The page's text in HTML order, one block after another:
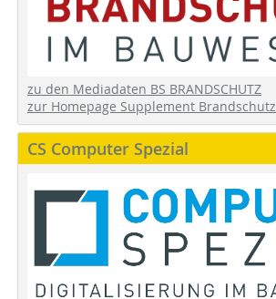
zu den Mediadaten BS BRANDSCHUTZ
zur Homepage Supplement Brandschutz
CS Computer Spezial